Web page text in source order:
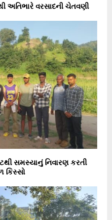
વરસાદની ચેતવણી
સમસ્યાનું નિવારણ કરતી
કિસ્સો